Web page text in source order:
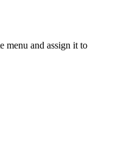
menu and assign it to